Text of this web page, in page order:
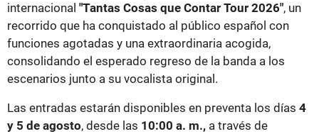
internacional "Tantas Cosas que Contar Tour 2026", un
recorrido que ha conquistado al público español con
funciones agotadas y una extraordinaria acogida,
consolidando el esperado regreso de la banda a los
escenarios junto a su vocalista original.
Las entradas estarán disponibles en preventa los días 4
y 5 de agosto, desde las 10:00 a. m., a través de